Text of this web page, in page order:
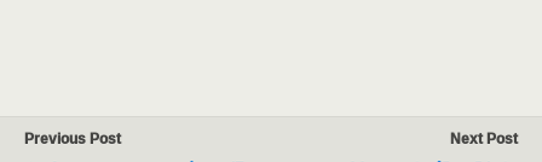
Previous Post
Next Post